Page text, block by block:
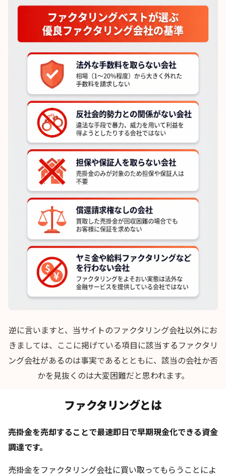
逆に言いますと、当サイトのファクタリング会社以外にお
きましては、ここに掲げている項目に該当するファクタリ
ング会社があるのは事実であるとともに、該当の会社か否
かを見抜くのは大変困難だと思われます。
ファクタリングとは
売掛金を売却することで最速即日で早期現金化できる資金
調達です。
売掛金をファクタリング会社に買い取ってもらうことによ